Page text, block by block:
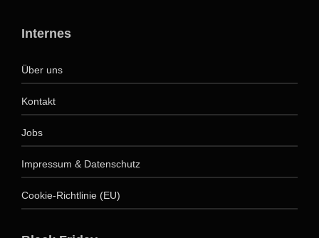
Internes
Über uns
Kontakt
Jobs
Impressum & Datenschutz
Cookie-Richtlinie (EU)